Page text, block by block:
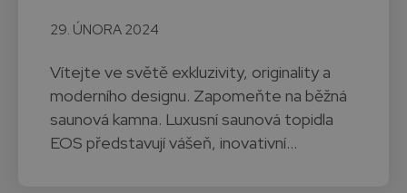
29. ÚNORA 2024
Vítejte ve světě exkluzivity, originality a
moderního designu. Zapomeňte na běžná
saunová kamna. Luxusní saunová topidla
EOS představují vášeň, inovativní…